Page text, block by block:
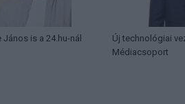
is a 24.hu-nál
Új technológiai
Médiacsoport